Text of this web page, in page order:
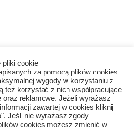
pliki cookie
za pomocą plików cookies
wygody w korzystaniu z
też korzystać z nich współpracujące
oraz reklamowe. Jeżeli wyrażasz
zawartej w cookies kliknij
Jeśli nie wyrażasz zgody,
cookies możesz zmienić w